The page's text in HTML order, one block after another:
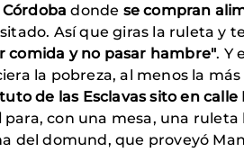
donde se compran
Así que giras la ruleta y
comida y no pasar hambre". Y
la pobreza, al menos la
de las Esclavas sito en calle
para, con una mesa, una
del domund, que proveyó